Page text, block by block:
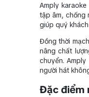
Amply
tập âm, chống
giúp quý
Đồng thời
nâng chất
chuyển.
người hát
Đặc điểm